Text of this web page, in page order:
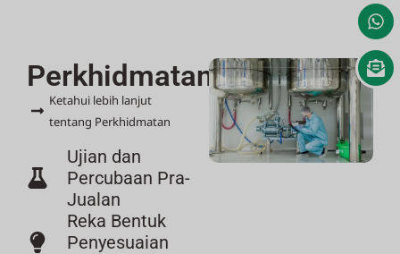
Perkhidmatan
Ketahui lebih lanjut
tentang Perkhidmatan
Ujian dan
Percubaan Pra-
Jualan
Reka Bentuk
Penyesuaian